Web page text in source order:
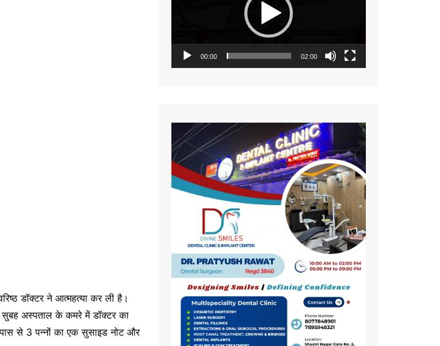
नज़रिया
पर्यावरण
सामयिकी
समाज
विमर्श
विज्ञान
वन्य जीव
महिला संसार
जीवन
कला
इतिहास
डॉक्टर ने आत्महत्या कर ली है।
सुबह अस्पताल के कमरे में डॉक्टर का
से 3 पन्नों का एक सुसाइड नोट और
00:00 02:00